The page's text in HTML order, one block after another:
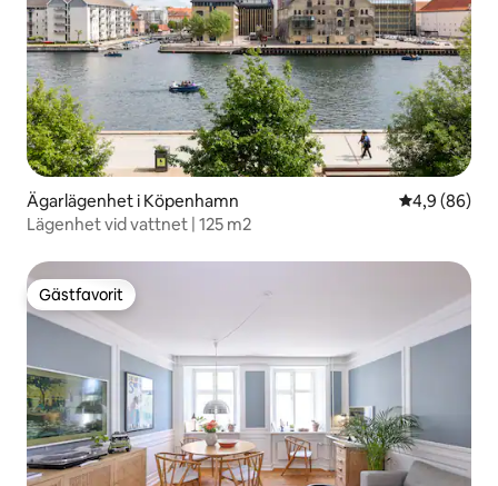
Ägarlägenhet i Köpenhamn 4,9 av 5 i
4,9 (86)
Lägenhet vid vattnet | 125 m2
Gästfavorit
Gästfavorit